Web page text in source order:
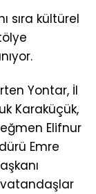
sıra kültürel
Yontar, İl
Karaküçük,
Elifnur
Emre
vatandaşlar